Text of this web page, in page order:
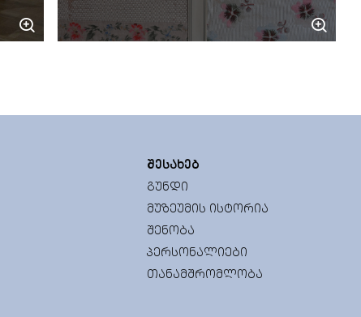
ᲨᲔᲡᲐᲮᲔᲑ
ᲒᲣᲜᲓᲘ
ᲛᲣᲖᲔᲣᲛᲘᲡ ᲘᲡᲢᲝᲠᲘᲐ
ᲨᲔᲜᲝᲑᲐ
ᲞᲔᲠᲡᲝᲜᲐᲚᲘᲔᲑᲘ
ᲗᲐᲜᲐᲛᲨᲠᲝᲛᲚᲝᲑᲐ